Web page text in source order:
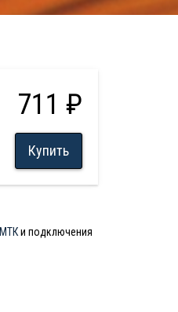
711 ₽
Купить
МТКи подключения